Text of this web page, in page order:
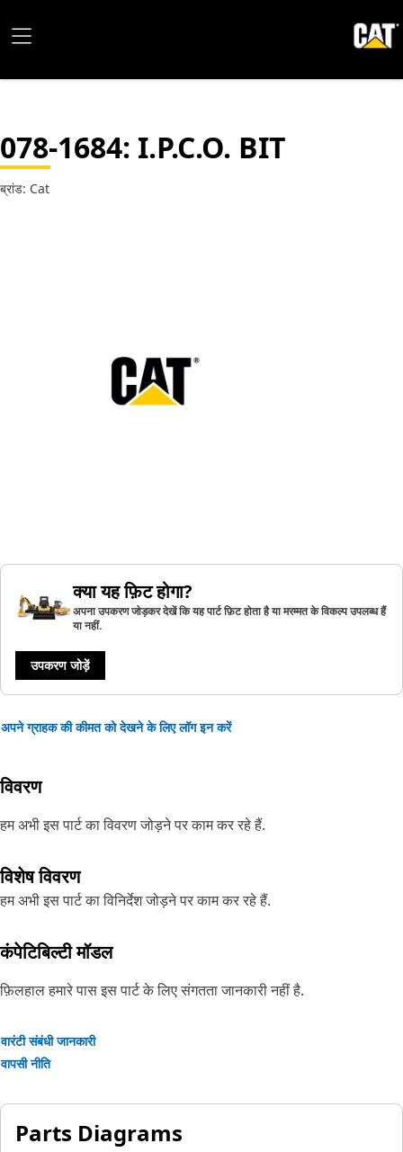
078-1684: I.P.C.O. BIT
ब्रांड: Cat
क्या यह फ़िट होगा?
अपना उपकरण जोड़कर देखें कि यह पार्ट फ़िट होता है या मरम्मत के विकल्प उपलब्ध हैं
या नहीं.
उपकरण जोड़ें
अपने ग्राहक की कीमत को देखने के लिए लॉग इन करें
विवरण
हम अभी इस पार्ट का विवरण जोड़ने पर काम कर रहे हैं.
विशेष विवरण
हम अभी इस पार्ट का विनिर्देश जोड़ने पर काम कर रहे हैं.
कंपेटिबिल्टी मॉडल
फ़िलहाल हमारे पास इस पार्ट के लिए संगतता जानकारी नहीं है.
वारंटी संबंधी जानकारी
वापसी नीति
Parts Diagrams